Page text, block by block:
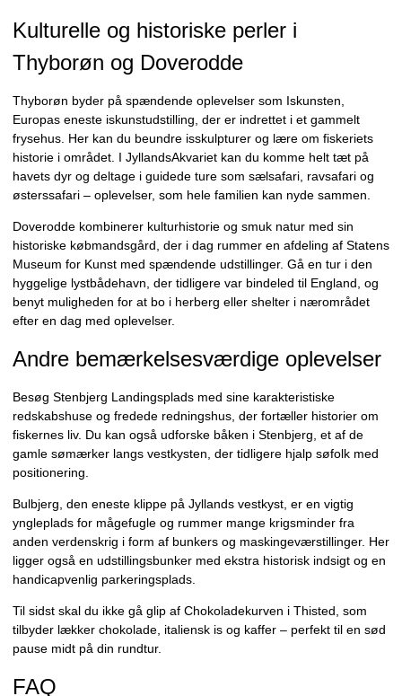
Kulturelle og historiske perler i
Thyborøn og Doverodde
Thyborøn byder på spændende oplevelser som Iskunsten,
Europas eneste iskunstudstilling, der er indrettet i et gammelt
frysehus. Her kan du beundre isskulpturer og lære om fiskeriets
historie i området. I JyllandsAkvariet kan du komme helt tæt på
havets dyr og deltage i guidede ture som sælsafari, ravsafari og
østerssafari – oplevelser, som hele familien kan nyde sammen.
Doverodde kombinerer kulturhistorie og smuk natur med sin
historiske købmandsgård, der i dag rummer en afdeling af Statens
Museum for Kunst med spændende udstillinger. Gå en tur i den
hyggelige lystbådehavn, der tidligere var bindeled til England, og
benyt muligheden for at bo i herberg eller shelter i nærområdet
efter en dag med oplevelser.
Andre bemærkelsesværdige oplevelser
Besøg Stenbjerg Landingsplads med sine karakteristiske
redskabshuse og fredede redningshus, der fortæller historier om
fiskernes liv. Du kan også udforske båken i Stenbjerg, et af de
gamle sømærker langs vestkysten, der tidligere hjalp søfolk med
positionering.
Bulbjerg, den eneste klippe på Jyllands vestkyst, er en vigtig
yngleplads for mågefugle og rummer mange krigsminder fra
anden verdenskrig i form af bunkers og maskingeværstillinger. Her
ligger også en udstillingsbunker med ekstra historisk indsigt og en
handicapvenlig parkeringsplads.
Til sidst skal du ikke gå glip af Chokoladekurven i Thisted, som
tilbyder lækker chokolade, italiensk is og kaffer – perfekt til en sød
pause midt på din rundtur.
FAQ